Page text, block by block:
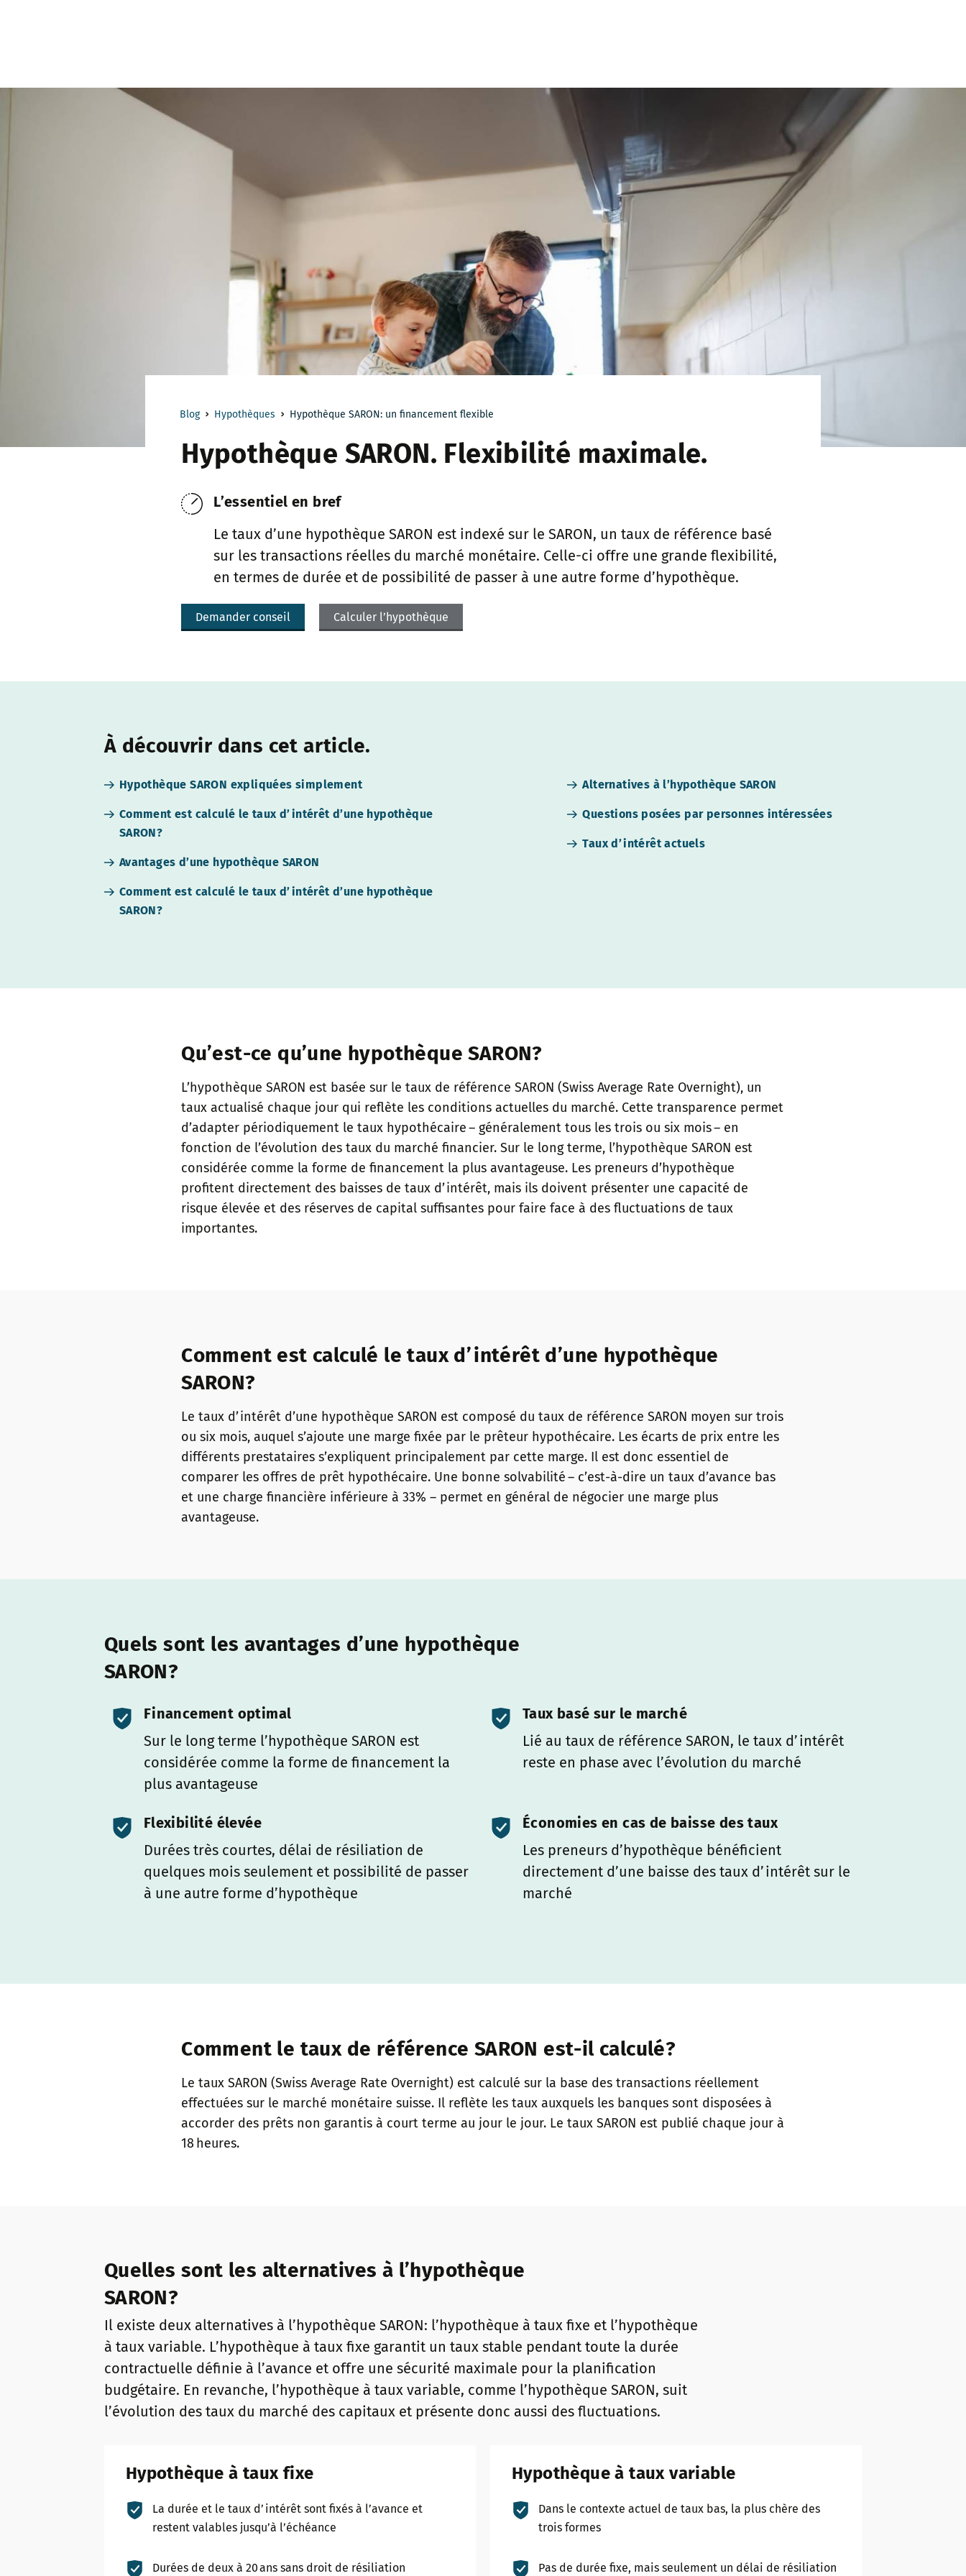
Blog Hypothèques Hypothèque SARON: un financement flexible
Hypothèque SARON. Flexibilité maximale.
L’essentiel en bref
Le taux d’une hypothèque SARON est indexé sur le SARON, un taux de référence basé
sur les transactions réelles du marché monétaire. Celle-ci offre une grande flexibilité,
en termes de durée et de possibilité de passer à une autre forme d’hypothèque.
Demander conseil Calculer l’hypothèque
À découvrir dans cet article.
Hypothèque SARON expliquées simplement
Comment est calculé le taux d’intérêt d’une hypothèque
SARON?
Avantages d’une hypothèque SARON
Comment est calculé le taux d’intérêt d’une hypothèque
SARON?
Alternatives à l’hypothèque SARON
Questions posées par personnes intéressées
Taux d’intérêt actuels
Qu’est-ce qu’une hypothèque SARON?
L’hypothèque SARON est basée sur le taux de référence SARON (Swiss Average Rate Overnight), un
taux actualisé chaque jour qui reflète les conditions actuelles du marché. Cette transparence permet
d’adapter périodiquement le taux hypothécaire – généralement tous les trois ou six mois – en
fonction de l’évolution des taux du marché financier. Sur le long terme, l’hypothèque SARON est
considérée comme la forme de financement la plus avantageuse. Les preneurs d’hypothèque
profitent directement des baisses de taux d’intérêt, mais ils doivent présenter une capacité de
risque élevée et des réserves de capital suffisantes pour faire face à des fluctuations de taux
importantes.
Comment est calculé le taux d’intérêt d’une hypothèque
SARON?
Le taux d’intérêt d’une hypothèque SARON est composé du taux de référence SARON moyen sur trois
ou six mois, auquel s’ajoute une marge fixée par le prêteur hypothécaire. Les écarts de prix entre les
différents prestataires s’expliquent principalement par cette marge. Il est donc essentiel de
comparer les offres de prêt hypothécaire. Une bonne solvabilité – c’est-à-dire un taux d’avance bas
et une charge financière inférieure à 33% – permet en général de négocier une marge plus
avantageuse.
Quels sont les avantages d’une hypothèque
SARON?
Financement optimal
Sur le long terme l’hypothèque SARON est
considérée comme la forme de financement la
plus avantageuse
Taux basé sur le marché
Lié au taux de référence SARON, le taux d’intérêt
reste en phase avec l’évolution du marché
Flexibilité élevée
Durées très courtes, délai de résiliation de
quelques mois seulement et possibilité de passer
à une autre forme d’hypothèque
Économies en cas de baisse des taux
Les preneurs d’hypothèque bénéficient
directement d’une baisse des taux d’intérêt sur le
marché
Comment le taux de référence SARON est-il calculé?
Le taux SARON (Swiss Average Rate Overnight) est calculé sur la base des transactions réellement
effectuées sur le marché monétaire suisse. Il reflète les taux auxquels les banques sont disposées à
accorder des prêts non garantis à court terme au jour le jour. Le taux SARON est publié chaque jour à
18 heures.
Quelles sont les alternatives à l’hypothèque
SARON?
Il existe deux alternatives à l’hypothèque SARON: l’hypothèque à taux fixe et l’hypothèque
à taux variable. L’hypothèque à taux fixe garantit un taux stable pendant toute la durée
contractuelle définie à l’avance et offre une sécurité maximale pour la planification
budgétaire. En revanche, l’hypothèque à taux variable, comme l’hypothèque SARON, suit
l’évolution des taux du marché des capitaux et présente donc aussi des fluctuations.
Hypothèque à taux fixe
La durée et le taux d’intérêt sont fixés à l’avance et
restent valables jusqu’à l’échéance
Durées de deux à 20 ans sans droit de résiliation
Hypothèque à taux variable
Dans le contexte actuel de taux bas, la plus chère des
trois formes
Pas de durée fixe, mais seulement un délai de résiliation